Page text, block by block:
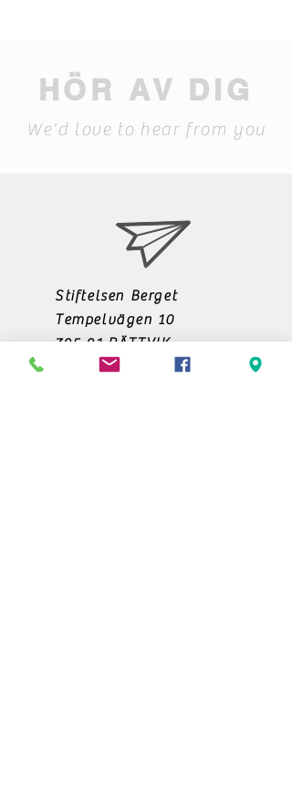
HÖR AV DIG
We'd love to hear from you
Stiftelsen Berget
Tempelvägen 10
795 91 RÄTTVIK
0248-797170